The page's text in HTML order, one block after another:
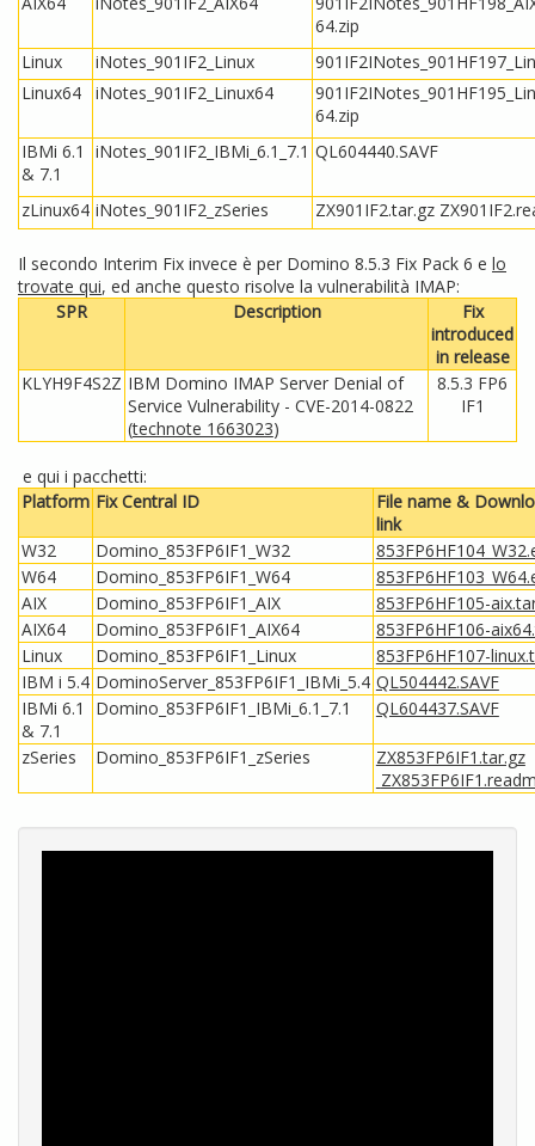
64.zip
Linux
iNotes_901IF2_Linux
Linux64
iNotes_901IF2_Linux64
64.zip
IBMi 6.1
& 7.1
iNotes_901IF2_IBMi_6.1_7.1 QL604440.SAVF
zLinux64 iNotes_901IF2_zSeries ZX901IF2.tar.gz
Il secondo Interim Fix invece è per Domino 8.5.3 Fix Pack 6 e lo
trovate qui, ed anche questo risolve la vulnerabilità IMAP:
SPR
Description
Fix
introduced
in release
KLYH9F4S2Z IBM Domino IMAP Server Denial of
Service Vulnerability - CVE-2014-0822
(technote 1663023)
8.5.3 FP6
IF1
e qui i pacchetti:
Platform Fix Central ID
File name &
link
W32
Domino_853FP6IF1_W32
W64
Domino_853FP6IF1_W64
AIX
Domino_853FP6IF1_AIX
853FP6HF105-
AIX64
Domino_853FP6IF1_AIX64
853FP6HF106-
Linux
Domino_853FP6IF1_Linux
853FP6HF107-
IBM i 5.4 DominoServer_853FP6IF1_IBMi_5.4 QL504442.SAVF
IBMi 6.1
& 7.1
Domino_853FP6IF1_IBMi_6.1_7.1 QL604437.SAVF
zSeries Domino_853FP6IF1_zSeries
ZX853FP6IF1.tar.gz